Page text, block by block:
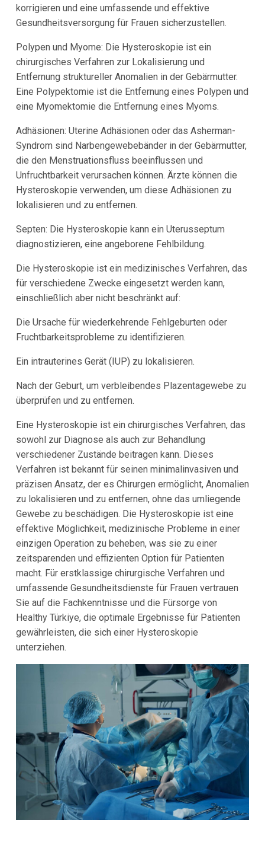
korrigieren und eine umfassende und effektive
Gesundheitsversorgung für Frauen sicherzustellen.
Polypen und Myome: Die Hysteroskopie ist ein
chirurgisches Verfahren zur Lokalisierung und
Entfernung struktureller Anomalien in der Gebärmutter.
Eine Polypektomie ist die Entfernung eines Polypen und
eine Myomektomie die Entfernung eines Myoms.
Adhäsionen: Uterine Adhäsionen oder das Asherman-
Syndrom sind Narbengewebebänder in der Gebärmutter,
die den Menstruationsfluss beeinflussen und
Unfruchtbarkeit verursachen können. Ärzte können die
Hysteroskopie verwenden, um diese Adhäsionen zu
lokalisieren und zu entfernen.
Septen: Die Hysteroskopie kann ein Uterusseptum
diagnostizieren, eine angeborene Fehlbildung.
Die Hysteroskopie ist ein medizinisches Verfahren, das
für verschiedene Zwecke eingesetzt werden kann,
einschließlich aber nicht beschränkt auf:
Die Ursache für wiederkehrende Fehlgeburten oder
Fruchtbarkeitsprobleme zu identifizieren.
Ein intrauterines Gerät (IUP) zu lokalisieren.
Nach der Geburt, um verbleibendes Plazentagewebe zu
überprüfen und zu entfernen.
Eine Hysteroskopie ist ein chirurgisches Verfahren, das
sowohl zur Diagnose als auch zur Behandlung
verschiedener Zustände beitragen kann. Dieses
Verfahren ist bekannt für seinen minimalinvasiven und
präzisen Ansatz, der es Chirurgen ermöglicht, Anomalien
zu lokalisieren und zu entfernen, ohne das umliegende
Gewebe zu beschädigen. Die Hysteroskopie ist eine
effektive Möglichkeit, medizinische Probleme in einer
einzigen Operation zu beheben, was sie zu einer
zeitsparenden und effizienten Option für Patienten
macht. Für erstklassige chirurgische Verfahren und
umfassende Gesundheitsdienste für Frauen vertrauen
Sie auf die Fachkenntnisse und die Fürsorge von
Healthy Türkiye, die optimale Ergebnisse für Patienten
gewährleisten, die sich einer Hysteroskopie
unterziehen.